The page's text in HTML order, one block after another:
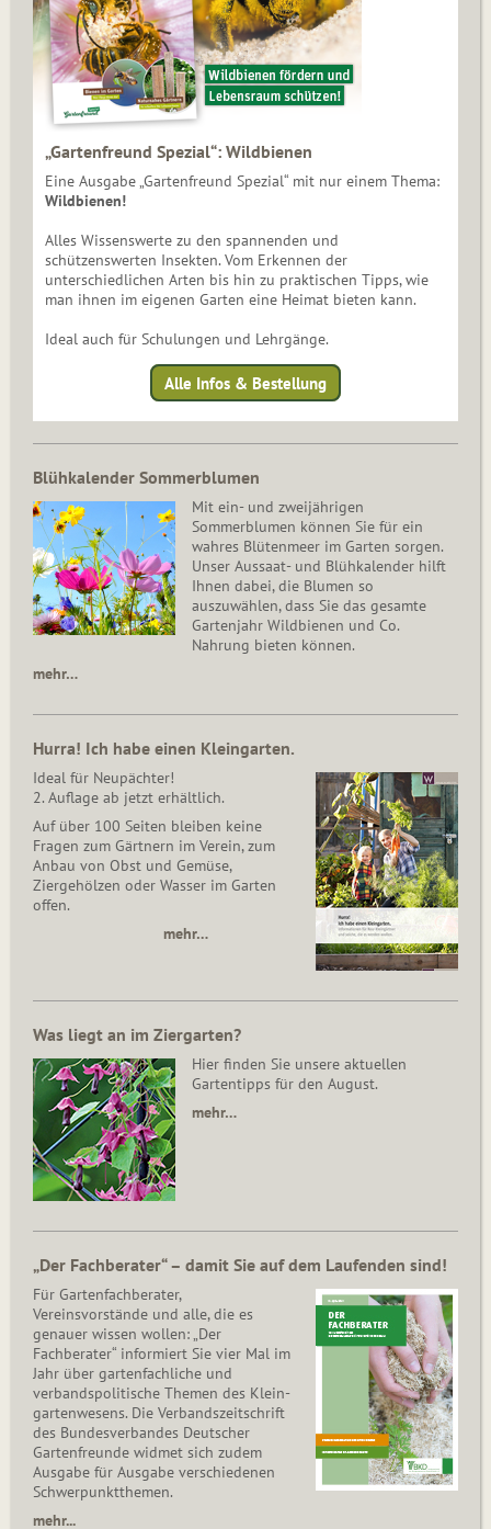
„Gartenfreund Spezial“: Wildbienen
Eine Ausgabe „Gartenfreund Spezial“ mit nur einem Thema:
Wildbienen!
Alles Wissenswerte zu den spannenden und
schützenswerten Insekten. Vom Erkennen der
unterschiedlichen Arten bis hin zu praktischen Tipps, wie
man ihnen im eigenen Garten eine Heimat bieten kann.
Ideal auch für Schulungen und Lehrgänge.
Alle Infos & Bestellung
Blühkalender Sommerblumen
Mit ein- und zweijährigen
Sommerblumen können Sie für ein
wahres Blütenmeer im Garten sorgen.
Unser Aussaat- und Blühkalender hilft
Ihnen dabei, die Blumen so
auszuwählen, dass Sie das gesamte
Gartenjahr Wildbienen und Co.
Nahrung bieten können.
mehr…
Hurra! Ich habe einen Kleingarten.
Ideal für Neupächter!
2. Auflage ab jetzt erhältlich.
Auf über 100 Seiten bleiben keine
Fragen zum Gärtnern im Verein, zum
Anbau von Obst und Gemüse,
Ziergehölzen oder Wasser im Garten
offen.
mehr…
Was liegt an im Ziergarten?
Hier finden Sie unsere aktuellen
Gartentipps für den August.
mehr…
„Der Fachberater“ – damit Sie auf dem Laufenden sind!
Für Gartenfachberater,
Vereinsvorstände und alle, die es
genauer wissen wollen: „Der
Fachberater“ informiert Sie vier Mal im
Jahr über gartenfachliche und
verbandspolitische Themen des Klein­
gar­ten­wesens. Die Ver­bands­zeit­schrift
des Bun­des­ver­ban­des Deutscher
Gartenfreunde widmet sich zudem
Ausgabe für Ausgabe verschiedenen
Schwer­punkt­the­men.
mehr...